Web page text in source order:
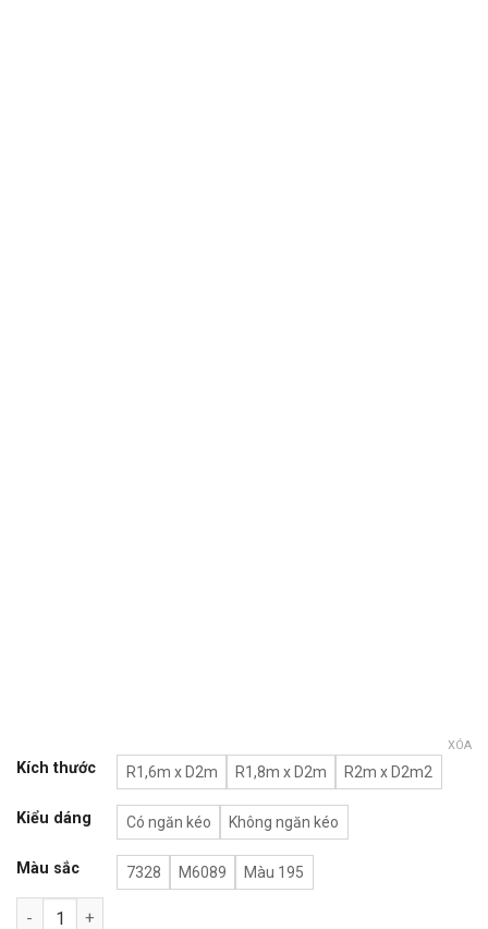
Kích thước R1,6m x D2m R1,8m x D2m R2m x D2m2
Kiểu dáng Có ngăn kéo Không ngăn kéo
Màu sắc 7328 M6089 Màu 195
XÓA
Giường ngủ bọc nệm đầu giường số lượng